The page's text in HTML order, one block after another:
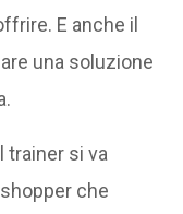
E anche il
una soluzione
trainer si va
che